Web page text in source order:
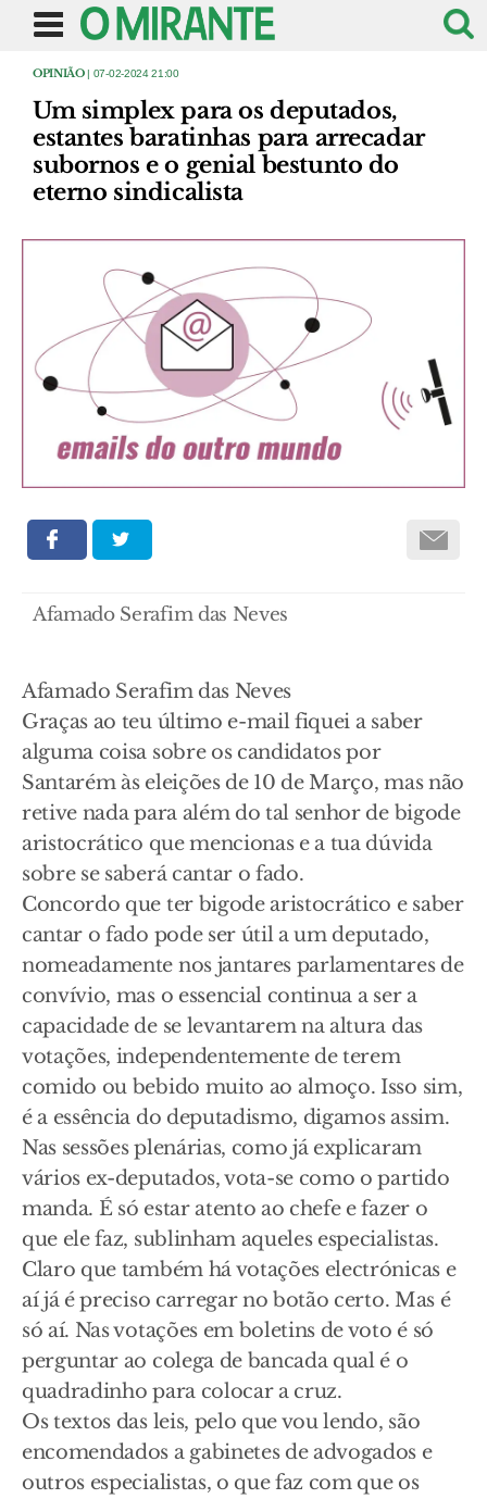
OPINIÃO| 07-02-2024 21:00
Um simplex para os deputados,
estantes baratinhas para arrecadar
subornos e o genial bestunto do
eterno sindicalista
Afamado Serafim das Neves
Afamado Serafim das Neves
Graças ao teu último e-mail fiquei a saber
alguma coisa sobre os candidatos por
Santarém às eleições de 10 de Março, mas não
retive nada para além do tal senhor de bigode
aristocrático que mencionas e a tua dúvida
sobre se saberá cantar o fado.
Concordo que ter bigode aristocrático e saber
cantar o fado pode ser útil a um deputado,
nomeadamente nos jantares parlamentares de
convívio, mas o essencial continua a ser a
capacidade de se levantarem na altura das
votações, independentemente de terem
comido ou bebido muito ao almoço. Isso sim,
é a essência do deputadismo, digamos assim.
Nas sessões plenárias, como já explicaram
vários ex-deputados, vota-se como o partido
manda. É só estar atento ao chefe e fazer o
que ele faz, sublinham aqueles especialistas.
Claro que também há votações electrónicas e
aí já é preciso carregar no botão certo. Mas é
só aí. Nas votações em boletins de voto é só
perguntar ao colega de bancada qual é o
quadradinho para colocar a cruz.
Os textos das leis, pelo que vou lendo, são
encomendados a gabinetes de advogados e
outros especialistas, o que faz com que os